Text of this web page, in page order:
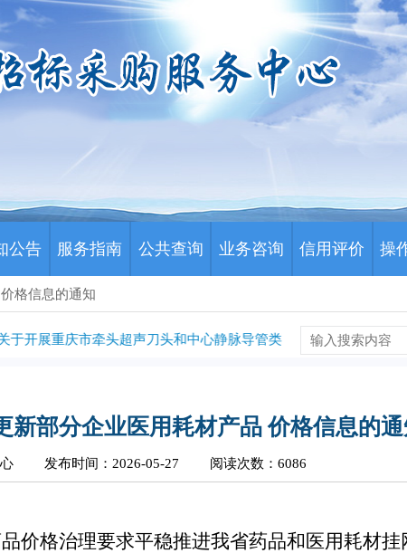
公告 服务指南 公共查询 业务咨询 信用评价 操
格信息的通知
开展重庆市牵头超声刀头和中心静脉导管类医用耗材历史采购数据
新部分企业医用耗材产品 价格信息的
发布时间：2026-05-27 阅读次数：6086
价格治理要求平稳推进我省药品和医用耗材挂